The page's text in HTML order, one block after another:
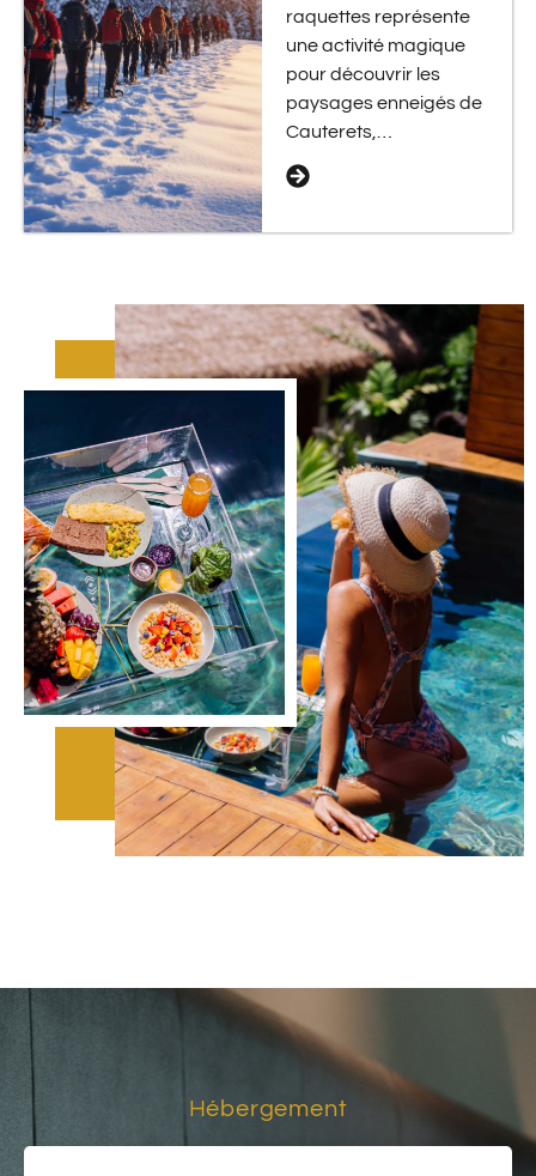
raquettes représente
une activité magique
pour découvrir les
paysages enneigés de
Cauterets,…
Hébergement